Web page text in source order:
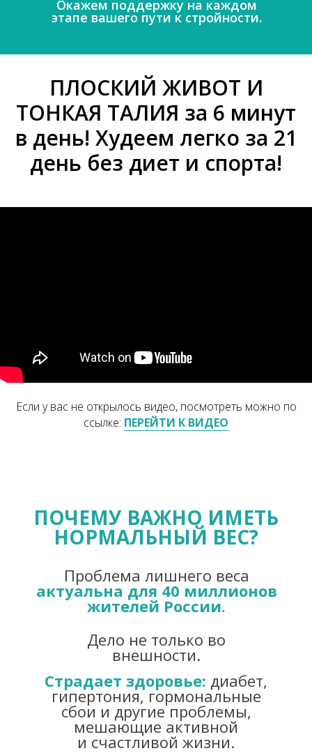
Окажем поддержку на каждом
этапе вашего пути к стройности.
ПЛОСКИЙ ЖИВОТ И
ТОНКАЯ ТАЛИЯ за 6 минут
в день! Худеем легко за 21
день без диет и спорта!
Если у вас не открылось видео, посмотреть можно по
ссылке: ПЕРЕЙТИ К ВИДЕО
Страдает здоровье: диабет,
гипертония, гормональные
сбои и другие проблемы,
мешающие активной
и счастливой жизни.
Дело не только во
внешности.
Проблема лишнего веса
актуальна для 40 миллионов
жителей России.
ПОЧЕМУ ВАЖНО ИМЕТЬ
НОРМАЛЬНЫЙ ВЕС?